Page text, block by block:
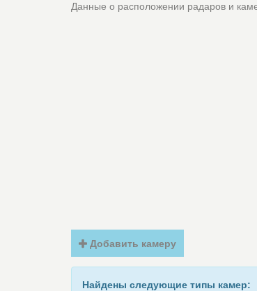
Данные о расположении радаров и
Добавить камеру
Найдены следующие типы камер: